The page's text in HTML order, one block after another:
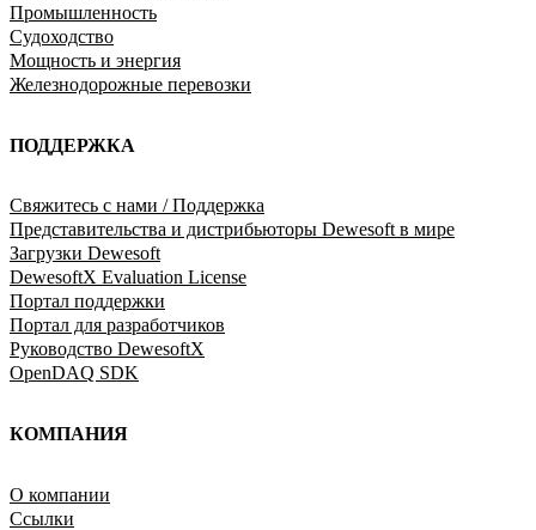
Промышленность
Судоходство
Мощность и энергия
Железнодорожные перевозки
ПОДДЕРЖКА
Свяжитесь с нами / Поддержка
Представительства и дистрибьюторы Dewesoft в мире
Загрузки Dewesoft
DewesoftX Evaluation License
Портал поддержки
Портал для разработчиков
Руководство DewesoftX
OpenDAQ SDK
КОМПАНИЯ
O компании
Ссылки